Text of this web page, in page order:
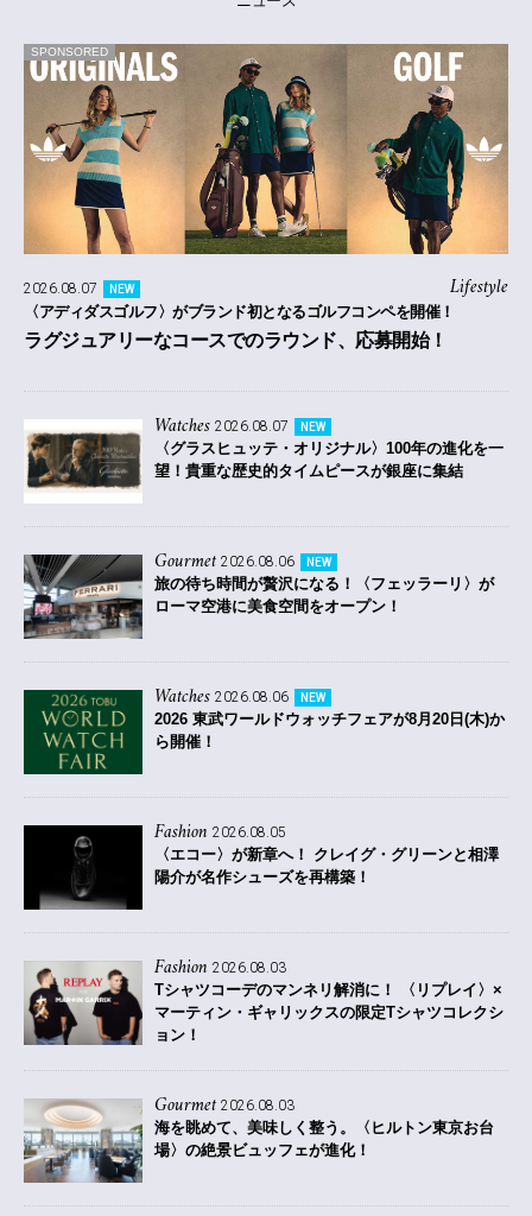
SPONSORED
Lifestyle
2026.08.07 NEW
〈アディダスゴルフ〉がブランド初となるゴルフコンペを開催！
ラグジュアリーなコースでのラウンド、応募開始！
Watches 2026.08.07 NEW
〈グラスヒュッテ・オリジナル〉100年の進化を一
望！貴重な歴史的タイムピースが銀座に集結
Gourmet 2026.08.06 NEW
旅の待ち時間が贅沢になる！〈フェッラーリ〉が
ローマ空港に美食空間をオープン！
Watches 2026.08.06 NEW
2026 東武ワールドウォッチフェアが8月20日(木)か
ら開催！
Fashion 2026.08.05
〈エコー〉が新章へ！ クレイグ・グリーンと相澤
陽介が名作シューズを再構築！
Fashion 2026.08.03
Tシャツコーデのマンネリ解消に！ 〈リプレイ〉×
マーティン・ギャリックスの限定Tシャツコレクシ
ョン！
Gourmet 2026.08.03
海を眺めて、美味しく整う。〈ヒルトン東京お台
場〉の絶景ビュッフェが進化！